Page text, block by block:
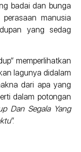
badai dan bunga
manusia
yang sedag
memperlihatkan
lagunya didalam
dari apa yang
dalam potongan
Dan Segala Yang
”.